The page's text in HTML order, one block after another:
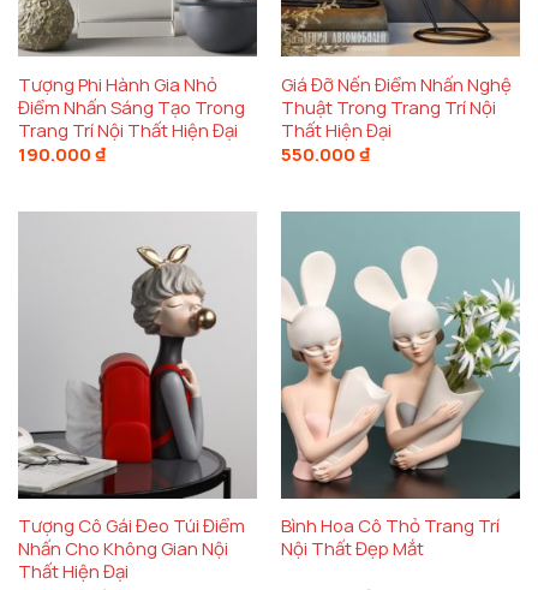
Tượng Phi Hành Gia Nhỏ
Điểm Nhấn Sáng Tạo Trong
Trang Trí Nội Thất Hiện Đại
190.000 ₫
Giá Đỡ Nến Điểm Nhấn Nghệ
Thuật Trong Trang Trí Nội
Thất Hiện Đại
550.000 ₫
Tượng Cô Gái Đeo Túi Điểm
Nhấn Cho Không Gian Nội
Thất Hiện Đại
Bình Hoa Cô Thỏ Trang Trí
Nội Thất Đẹp Mắt